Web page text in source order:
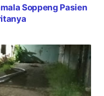
Soppeng Pasien